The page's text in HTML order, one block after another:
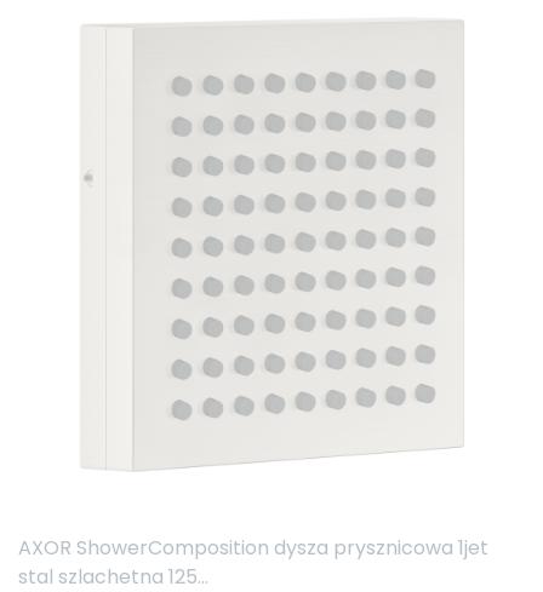
AXOR ShowerComposition dysza prysznicowa 1jet
stal szlachetna 125...